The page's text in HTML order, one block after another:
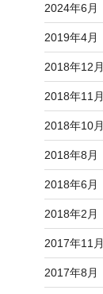
2024年6月
2019年4月
2018年12月
2018年11月
2018年10月
2018年8月
2018年6月
2018年2月
2017年11月
2017年8月